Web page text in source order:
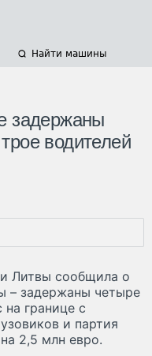
Найти машины
задержаны
водителей
Литвы сообщила о
– задержаны четыре
границе с
и партия
2,5 млн евро.